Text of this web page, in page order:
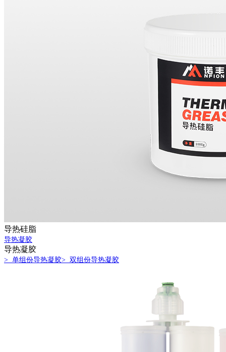
导热硅脂
导热凝胶
导热凝胶
> 单组份导热凝胶> 双组份导热凝胶